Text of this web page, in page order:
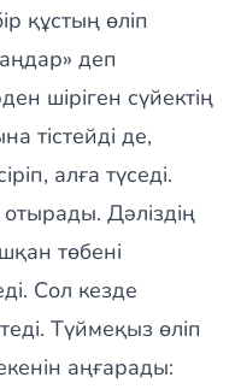
құстың өліп
деп
шіріген сүйектің
тістейді де,
алға түседі.
Дәліздің
төбені
Сол кезде
Түймеқыз өліп
аңғарады: